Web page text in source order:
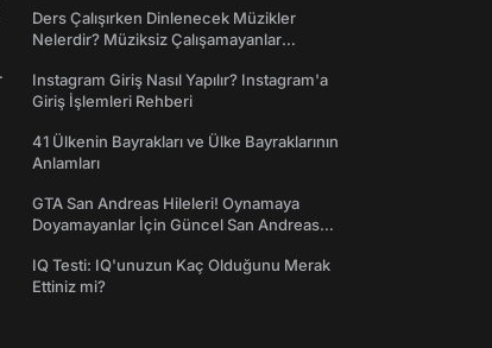
Ders Çalışırken Dinlenecek Müzikler
Nelerdir? Müziksiz Çalışamayanlar
Instagram Giriş Nasıl Yapılır? Instagram'a
Giriş İşlemleri Rehberi
41 Ülkenin Bayrakları ve Ülke Bayraklarının
Anlamları
GTA San Andreas Hileleri! Oynamaya
Doyamayanlar İçin Güncel San Andreas
IQ Testi: IQ'unuzun Kaç Olduğunu Merak
Ettiniz mi?